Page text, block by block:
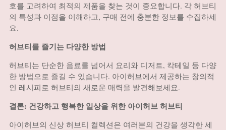
호를 고려하여 최적의 제품을 찾는 것이 중요합니다. 각 허브티
의 특성과 이점을 이해하고, 구매 전에 충분한 정보를 수집하세
요.
허브티를 즐기는 다양한 방법
허브티는 단순한 음료를 넘어서 요리와 디저트, 칵테일 등 다양
한 방법으로 즐길 수 있습니다. 아이허브에서 제공하는 창의적
인 레시피로 허브티의 새로운 매력을 발견해보세요.
결론: 건강하고 행복한 일상을 위한 아이허브 허브티
아이허브의 신상 허브티 컬렉션은 여러분의 건강을 생각한 세